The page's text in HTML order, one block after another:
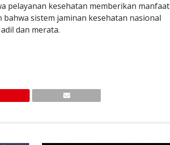
pelayanan kesehatan memberikan manfaat
sistem jaminan kesehatan nasional
dan merata.